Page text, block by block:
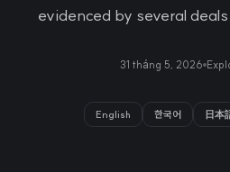
evidenced by several
31 tháng 5, 2026
English 한국어 日本